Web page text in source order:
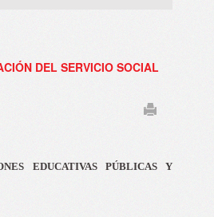
DEL SERVICIO SOCIAL
EDUCATIVAS PÚBLICAS Y